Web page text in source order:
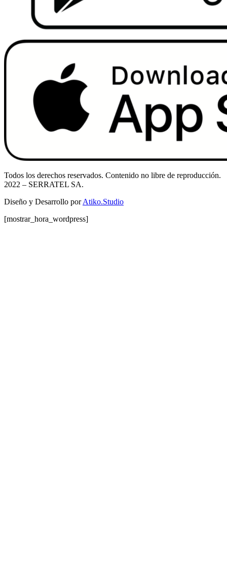
Todos los derechos reservados. Contenido no libre de reproducción.
2022 – SERRATEL SA.
Diseño y Desarrollo porAtiko.Studio
[mostrar_hora_wordpress]